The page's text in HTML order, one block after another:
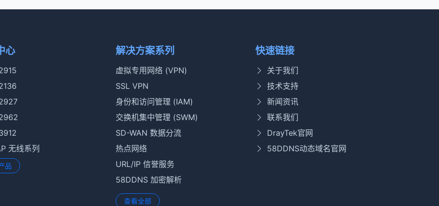
心
无线系列
品
解决方案系列
虚拟专用网络 (VPN)
SSL VPN
身份和访问管理 (IAM)
交换机集中管理 (SWM)
SD-WAN 数据分流
热点网络
URL/IP 信誉服务
58DDNS 加密解析
查看全部
快速链接
关于我们
技术支持
新闻资讯
联系我们
DrayTek官网
58DDNS动态域名官网